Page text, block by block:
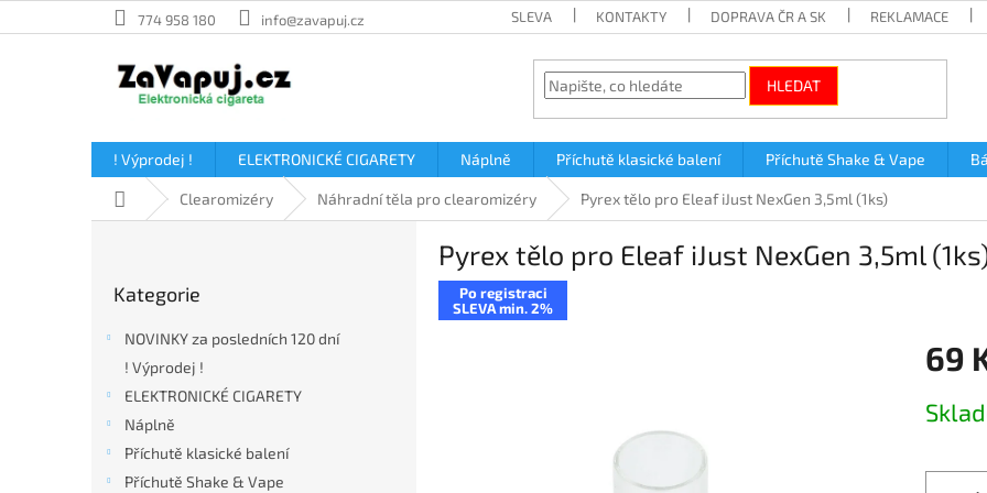
na
774 958 180 info@zavapuj.cz SLEVA KONTAKTY DOPRAVA ČR A SK REKLAMACE
HLEDAT
! Výprodej ! ELEKTRONICKÉ CIGARETY Náplně Příchutě klasické balení Příchutě Shake & Vape
Domů Clearomizéry Náhradní těla pro clearomizéry Pyrex tělo pro Eleaf iJust NexGen 3,5ml (1ks)
kategorie
Kategorie
NOVINKY za posledních 120 dní
! Výprodej !
ELEKTRONICKÉ CIGARETY
Náplně
Příchutě klasické balení
Příchutě Shake & Vape
Pyrex tělo pro Eleaf iJust NexGen 3,5ml
Po registraci
SLEVA min. 2%
69
cena: